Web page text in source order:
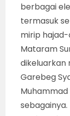
berbagai
termasuk
mirip
Mataram
dikeluarkan
Garebeg